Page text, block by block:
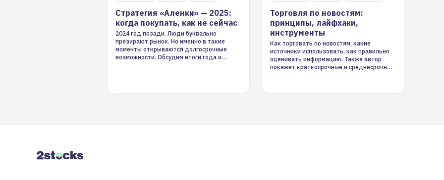
Стратегия «Аленки» — 2025:
когда покупать, как не сейчас
2024 год позади. Люди буквально
презирают рынок. Но именно в такие
моменты открываются долгосрочные
возможности. Обсудим итоги года и
Торговля по новостям:
принципы, лайфхаки,
инструменты
Как торговать по новостям, какие
источники использовать, как правильно
оценивать информацию. Также автор
покажет краткосрочные и среднесрочные